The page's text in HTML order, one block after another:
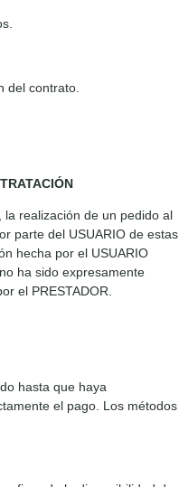
del contrato.
realización de un pedido al
parte del USUARIO de estas
hecha por el USUARIO
ha sido expresamente
el PRESTADOR.
hasta que haya
el pago. Los métodos